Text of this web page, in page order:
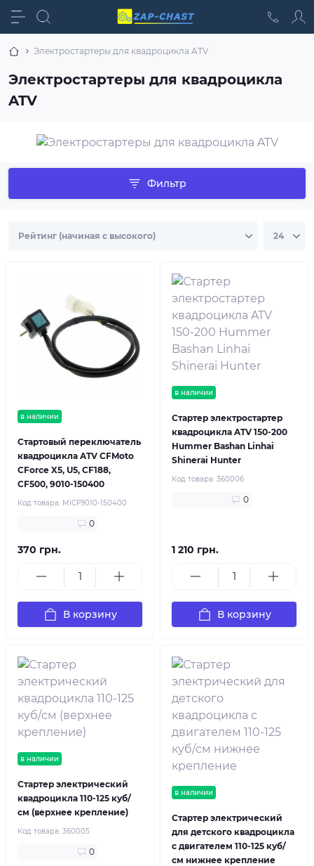
Электростартеры для квадроцикла ATV
Электростартеры для квадроцикла
ATV
Фильтр
в наличии
Стартовый переключатель
квадроцикла ATV CFMoto
CForce X5, U5, CF188,
CF500, 9010-150400
Код товара: MICF9010-150400
0
370 грн.
В корзину
в наличии
Стартер электростартер
квадроцикла ATV 150-200
Hummer Bashan Linhai
Shinerai Hunter
Код товара: 360006
0
1 210 грн.
В корзину
в наличии
Стартер электрический
квадроцикла 110-125 куб/
см (верхнее крепление)
Код товара: 360005
0
в наличии
Стартер электрический
для детского квадроцикла
с двигателем 110-125 куб/
см нижнее крепление